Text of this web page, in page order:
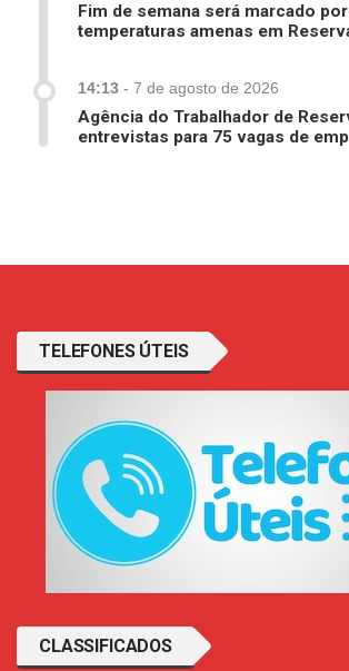
Fim de semana será marcado
temperaturas amenas em
14:13 - 7 de agosto de 2026
Agência do Trabalhador de
entrevistas para 75 vagas de
TELEFONES ÚTEIS
CLASSIFICADOS